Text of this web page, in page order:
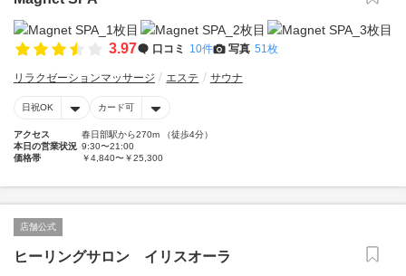
3.97 口コミ 10件 写真 51枚
リラクゼーションマッサージ エステ サウナ
日祝OK カード可
アクセス
春日部駅から270m （徒歩4分）
本日の営業状況 9:30〜21:00
価格帯
￥4,840〜￥25,300
店舗公式
ヒーリングサロン イリスオーラ